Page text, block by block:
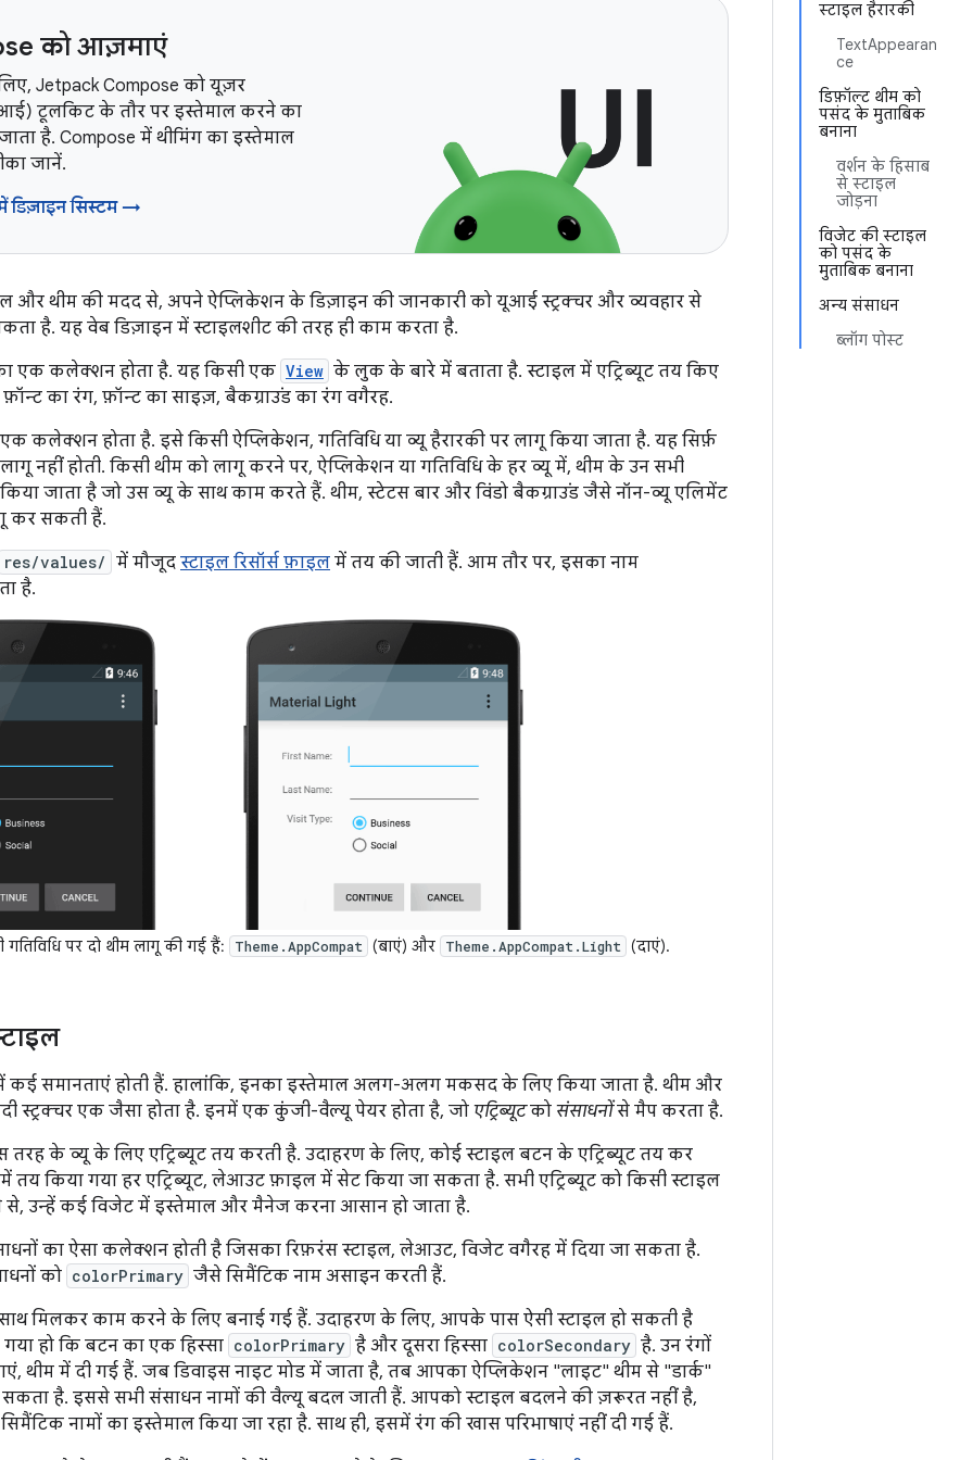
स्टाइल हैरारकी
TextAppearan
ce
डिफ़ॉल्ट थीम को
पसंद के मुताबिक
बनाना
वर्शन के हिसाब
से स्टाइल
जोड़ना
विजेट की स्टाइल
को पसंद के
मुताबिक बनाना
अन्य संसाधन
ब्लॉग पोस्ट
को आज़माएं
Jetpack Compose को यूज़र
टूलकिट के तौर पर इस्तेमाल करने का
है. Compose में थीमिंग का इस्तेमाल
जानें.
डिज़ाइन सिस्टम →
और थीम की मदद से, अपने ऐप्लिकेशन के डिज़ाइन की जानकारी को यूआई स्ट्रक्चर और व्यवहार से
है. यह वेब डिज़ाइन में स्टाइलशीट की तरह ही काम करता है.
का एक कलेक्शन होता है. यह किसी एक View के लुक के बारे में बताता है. स्टाइल में एट्रिब्यूट तय किए
का रंग, फ़ॉन्ट का साइज़, बैकग्राउंड का रंग वगैरह.
एक कलेक्शन होता है. इसे किसी ऐप्लिकेशन, गतिविधि या व्यू हैरारकी पर लागू किया जाता है. यह सिर्फ़
नहीं होती. किसी थीम को लागू करने पर, ऐप्लिकेशन या गतिविधि के हर व्यू में, थीम के उन सभी
किया जाता है जो उस व्यू के साथ काम करते हैं. थीम, स्टेटस बार और विंडो बैकग्राउंड जैसे नॉन-व्यू एलिमेंट
कर सकती हैं.
res/values/ में मौजूद स्टाइल रिसॉर्स फ़ाइल में तय की जाती हैं. आम तौर पर, इसका नाम
है.
पर दो थीम लागू की गई हैं: Theme.AppCompat (बाएं) और Theme.AppCompat.Light (दाएं).
कई समानताएं होती हैं. हालांकि, इनका इस्तेमाल अलग-अलग मकसद के लिए किया जाता है. थीम और
स्ट्रक्चर एक जैसा होता है. इनमें एक कुंजी-वैल्यू पेयर होता है, जो एट्रिब्यूटको संसाधनोंसे मैप करता है.
तरह के व्यू के लिए एट्रिब्यूट तय करती है. उदाहरण के लिए, कोई स्टाइल बटन के एट्रिब्यूट तय कर
तय किया गया हर एट्रिब्यूट, लेआउट फ़ाइल में सेट किया जा सकता है. सभी एट्रिब्यूट को किसी स्टाइल
से, उन्हें कई विजेट में इस्तेमाल और मैनेज करना आसान हो जाता है.
का ऐसा कलेक्शन होती है जिसका रिफ़रंस स्टाइल, लेआउट, विजेट वगैरह में दिया जा सकता है.
को colorPrimary जैसे सिमैंटिक नाम असाइन करती हैं.
मिलकर काम करने के लिए बनाई गई हैं. उदाहरण के लिए, आपके पास ऐसी स्टाइल हो सकती है
हो कि बटन का एक हिस्सा colorPrimary है और दूसरा हिस्सा colorSecondary है. उन रंगों
थीम में दी गई हैं. जब डिवाइस नाइट मोड में जाता है, तब आपका ऐप्लिकेशन "लाइट" थीम से "डार्क"
सकता है. इससे सभी संसाधन नामों की वैल्यू बदल जाती हैं. आपको स्टाइल बदलने की ज़रूरत नहीं है,
नामों का इस्तेमाल किया जा रहा है. साथ ही, इसमें रंग की खास परिभाषाएं नहीं दी गई हैं.